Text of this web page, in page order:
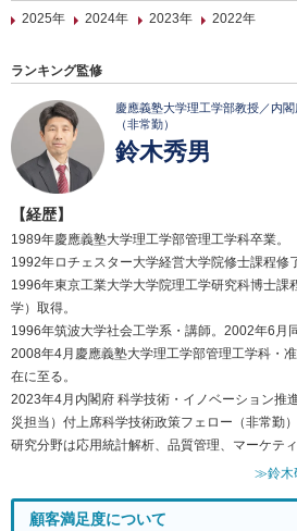
2025年
2024年 2023年 2022年
ランキング監修
慶應義塾大学理工学部教授／内
（非常勤）
鈴木秀男
【経歴】
1989年慶應義塾大学理工学部管理工学科卒業。
1992年ロチェスター大学経営大学院修士課程修
1996年東京工業大学大学院理工学研究科博士課
学）取得。
1996年筑波大学社会工学系・講師。2002年6月
2008年4月慶應義塾大学理工学部管理工学科・
在に至る。
2023年4月内閣府 科学技術・イノベーション推
災担当）付上席科学技術政策フェロー（非常勤）
研究分野は応用統計解析、品質管理、マーケティ
≫鈴木
顧客満足度について